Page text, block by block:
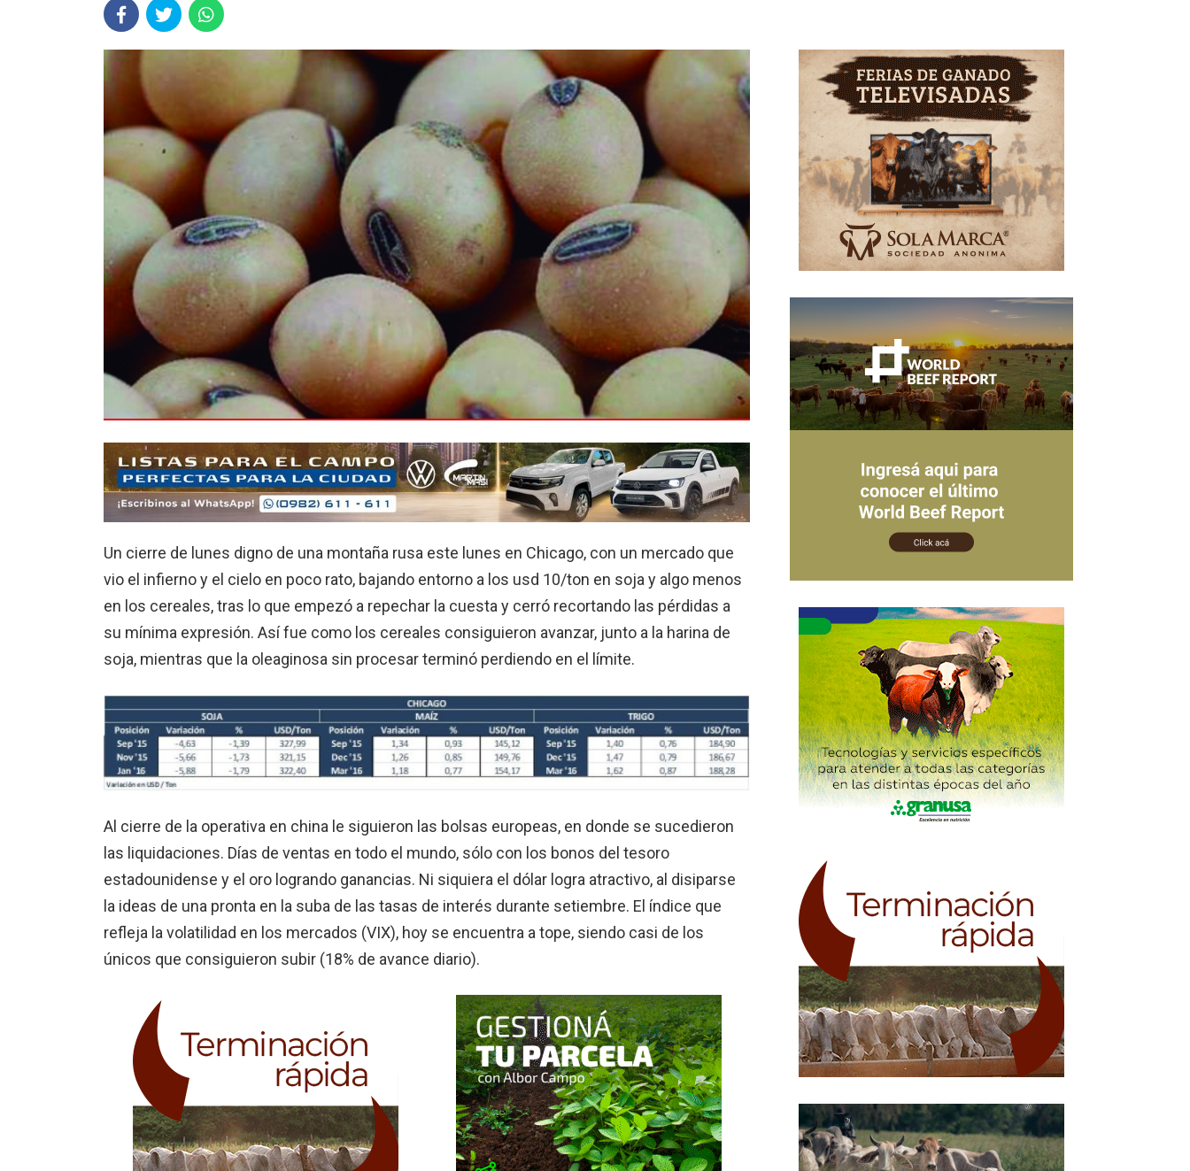
Un cierre de lunes digno de una montaña rusa este lunes en Chicago, con un mercado que
vio el infierno y el cielo en poco rato, bajando entorno a los usd 10/ton en soja y algo menos
en los cereales, tras lo que empezó a repechar la cuesta y cerró recortando las pérdidas a
su mínima expresión. Así fue como los cereales consiguieron avanzar, junto a la harina de
soja, mientras que la oleaginosa sin procesar terminó perdiendo en el límite.
Al cierre de la operativa en china le siguieron las bolsas europeas, en donde se sucedieron
las liquidaciones. Días de ventas en todo el mundo, sólo con los bonos del tesoro
estadounidense y el oro logrando ganancias. Ni siquiera el dólar logra atractivo, al disiparse
la ideas de una pronta en la suba de las tasas de interés durante setiembre. El índice que
refleja la volatilidad en los mercados (VIX), hoy se encuentra a tope, siendo casi de los
únicos que consiguieron subir (18% de avance diario).